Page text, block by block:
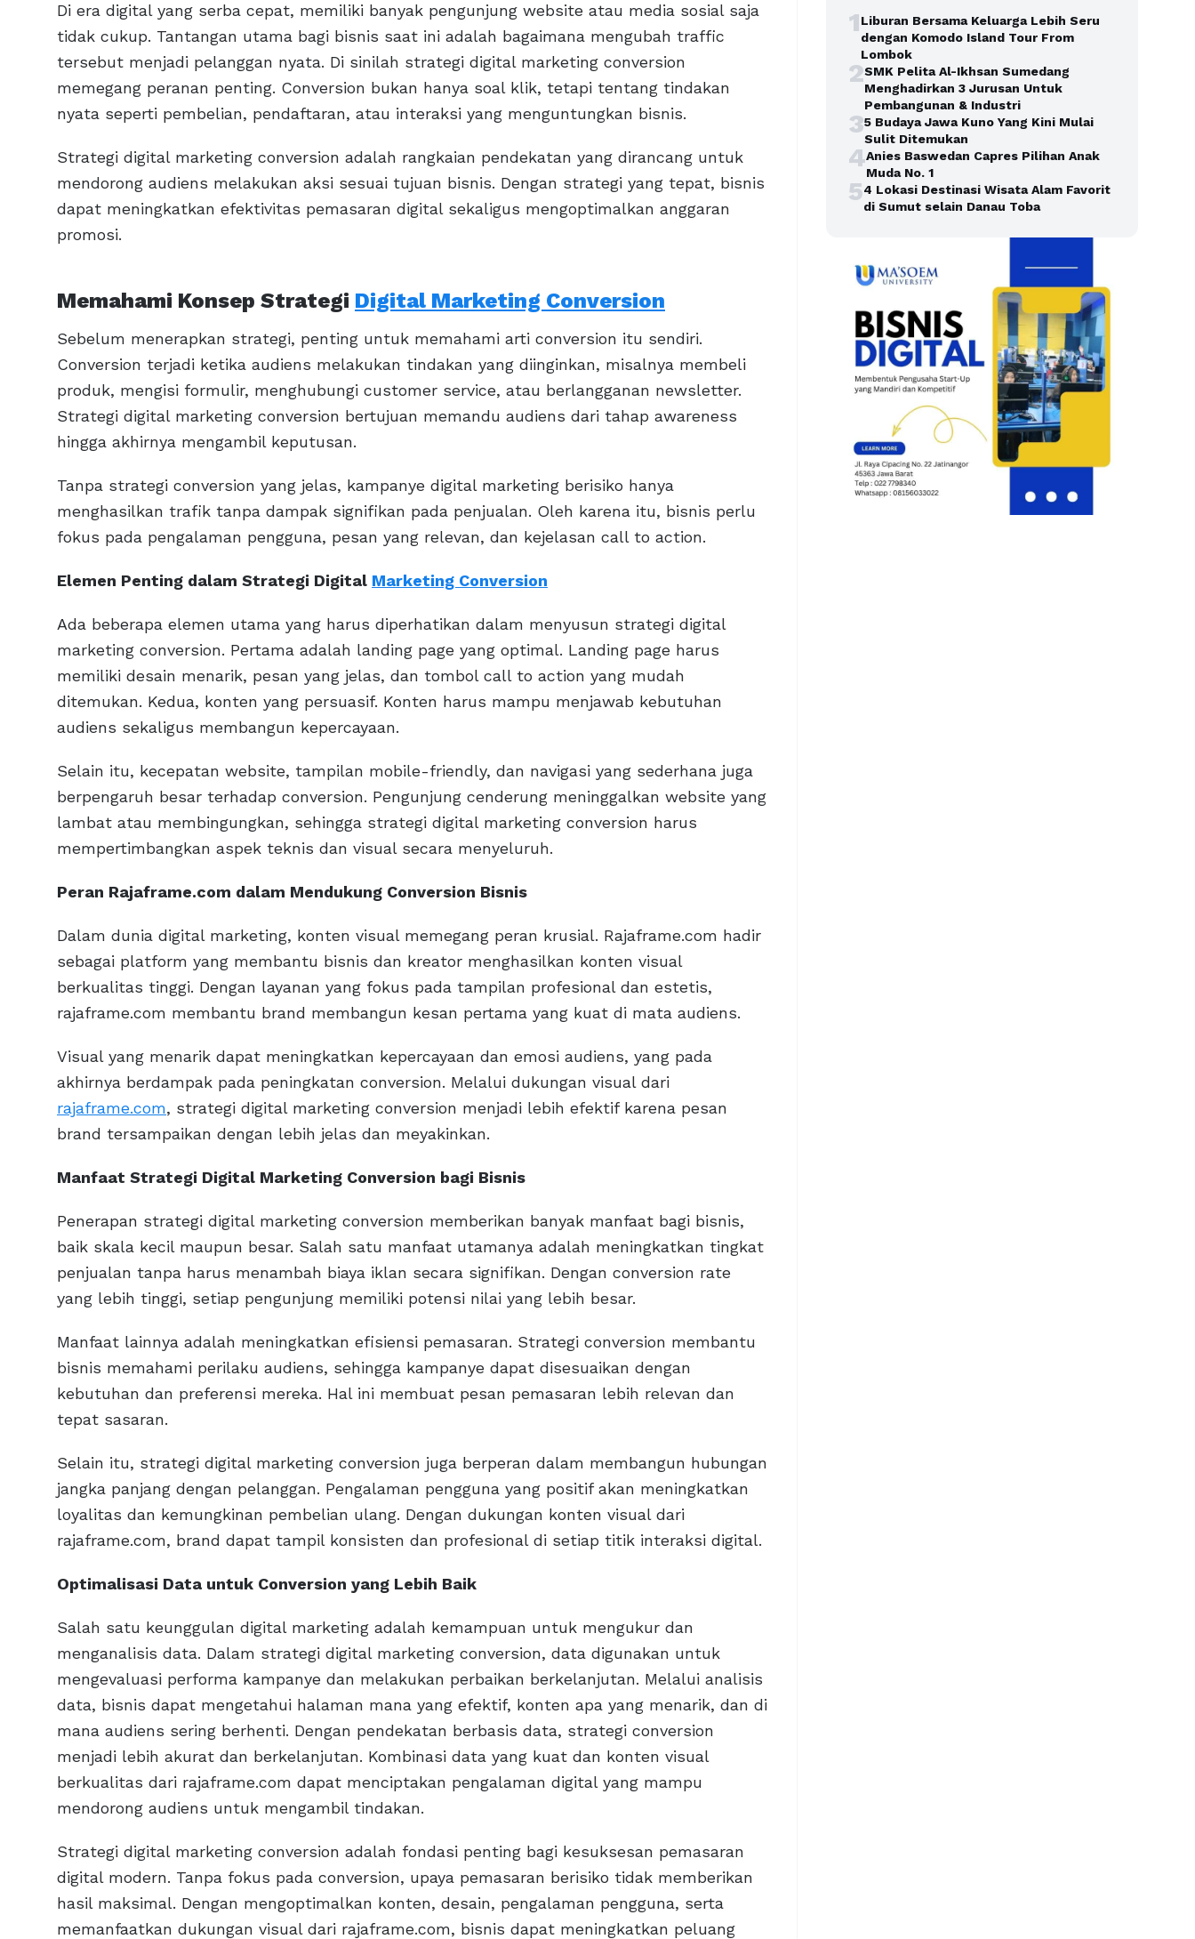
Di era digital yang serba cepat, memiliki banyak pengunjung website atau media sosial saja
tidak cukup. Tantangan utama bagi bisnis saat ini adalah bagaimana mengubah traffic
tersebut menjadi pelanggan nyata. Di sinilah strategi digital marketing conversion
memegang peranan penting. Conversion bukan hanya soal klik, tetapi tentang tindakan
nyata seperti pembelian, pendaftaran, atau interaksi yang menguntungkan bisnis.
Strategi digital marketing conversion adalah rangkaian pendekatan yang dirancang untuk
mendorong audiens melakukan aksi sesuai tujuan bisnis. Dengan strategi yang tepat, bisnis
dapat meningkatkan efektivitas pemasaran digital sekaligus mengoptimalkan anggaran
promosi.
Memahami Konsep Strategi Digital Marketing Conversion
Sebelum menerapkan strategi, penting untuk memahami arti conversion itu sendiri.
Conversion terjadi ketika audiens melakukan tindakan yang diinginkan, misalnya membeli
produk, mengisi formulir, menghubungi customer service, atau berlangganan newsletter.
Strategi digital marketing conversion bertujuan memandu audiens dari tahap awareness
hingga akhirnya mengambil keputusan.
Tanpa strategi conversion yang jelas, kampanye digital marketing berisiko hanya
menghasilkan trafik tanpa dampak signifikan pada penjualan. Oleh karena itu, bisnis perlu
fokus pada pengalaman pengguna, pesan yang relevan, dan kejelasan call to action.
Elemen Penting dalam Strategi Digital Marketing Conversion
Ada beberapa elemen utama yang harus diperhatikan dalam menyusun strategi digital
marketing conversion. Pertama adalah landing page yang optimal. Landing page harus
memiliki desain menarik, pesan yang jelas, dan tombol call to action yang mudah
ditemukan. Kedua, konten yang persuasif. Konten harus mampu menjawab kebutuhan
audiens sekaligus membangun kepercayaan.
Selain itu, kecepatan website, tampilan mobile-friendly, dan navigasi yang sederhana juga
berpengaruh besar terhadap conversion. Pengunjung cenderung meninggalkan website yang
lambat atau membingungkan, sehingga strategi digital marketing conversion harus
mempertimbangkan aspek teknis dan visual secara menyeluruh.
Peran Rajaframe.com dalam Mendukung Conversion Bisnis
Dalam dunia digital marketing, konten visual memegang peran krusial. Rajaframe.com hadir
sebagai platform yang membantu bisnis dan kreator menghasilkan konten visual
berkualitas tinggi. Dengan layanan yang fokus pada tampilan profesional dan estetis,
rajaframe.com membantu brand membangun kesan pertama yang kuat di mata audiens.
Visual yang menarik dapat meningkatkan kepercayaan dan emosi audiens, yang pada
akhirnya berdampak pada peningkatan conversion. Melalui dukungan visual dari
rajaframe.com, strategi digital marketing conversion menjadi lebih efektif karena pesan
brand tersampaikan dengan lebih jelas dan meyakinkan.
Manfaat Strategi Digital Marketing Conversion bagi Bisnis
Penerapan strategi digital marketing conversion memberikan banyak manfaat bagi bisnis,
baik skala kecil maupun besar. Salah satu manfaat utamanya adalah meningkatkan tingkat
penjualan tanpa harus menambah biaya iklan secara signifikan. Dengan conversion rate
yang lebih tinggi, setiap pengunjung memiliki potensi nilai yang lebih besar.
Manfaat lainnya adalah meningkatkan efisiensi pemasaran. Strategi conversion membantu
bisnis memahami perilaku audiens, sehingga kampanye dapat disesuaikan dengan
kebutuhan dan preferensi mereka. Hal ini membuat pesan pemasaran lebih relevan dan
tepat sasaran.
Selain itu, strategi digital marketing conversion juga berperan dalam membangun hubungan
jangka panjang dengan pelanggan. Pengalaman pengguna yang positif akan meningkatkan
loyalitas dan kemungkinan pembelian ulang. Dengan dukungan konten visual dari
rajaframe.com, brand dapat tampil konsisten dan profesional di setiap titik interaksi digital.
Optimalisasi Data untuk Conversion yang Lebih Baik
Salah satu keunggulan digital marketing adalah kemampuan untuk mengukur dan
menganalisis data. Dalam strategi digital marketing conversion, data digunakan untuk
mengevaluasi performa kampanye dan melakukan perbaikan berkelanjutan. Melalui analisis
data, bisnis dapat mengetahui halaman mana yang efektif, konten apa yang menarik, dan di
mana audiens sering berhenti. Dengan pendekatan berbasis data, strategi conversion
menjadi lebih akurat dan berkelanjutan. Kombinasi data yang kuat dan konten visual
berkualitas dari rajaframe.com dapat menciptakan pengalaman digital yang mampu
mendorong audiens untuk mengambil tindakan.
Strategi digital marketing conversion adalah fondasi penting bagi kesuksesan pemasaran
digital modern. Tanpa fokus pada conversion, upaya pemasaran berisiko tidak memberikan
hasil maksimal. Dengan mengoptimalkan konten, desain, pengalaman pengguna, serta
memanfaatkan dukungan visual dari rajaframe.com, bisnis dapat meningkatkan peluang
1Liburan Bersama Keluarga Lebih Seru
dengan Komodo Island Tour From
Lombok
2SMK Pelita Al-Ikhsan Sumedang
Menghadirkan 3 Jurusan Untuk
Pembangunan & Industri
35 Budaya Jawa Kuno Yang Kini Mulai
Sulit Ditemukan
4Anies Baswedan Capres Pilihan Anak
Muda No. 1
54 Lokasi Destinasi Wisata Alam Favorit
di Sumut selain Danau Toba